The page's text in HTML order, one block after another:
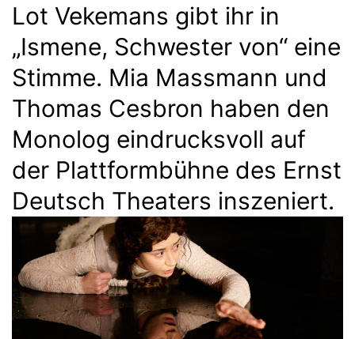
Lot Vekemans gibt ihr in
„Ismene, Schwester von“ eine
Stimme. Mia Massmann und
Thomas Cesbron haben den
Monolog eindrucksvoll auf
der Plattformbühne des Ernst
Deutsch Theaters inszeniert.